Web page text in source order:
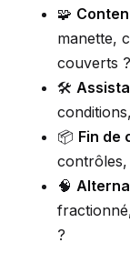
🧩
manette,
couverts ?
🛠️
📦 Fin de
contrôles,
🧠
?